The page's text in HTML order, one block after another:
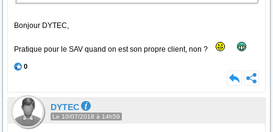
Bonjour DYTEC,
Pratique pour le SAV quand on est son propre client, non ?
0
DYTEC
Le 10/07/2018 à 14h59